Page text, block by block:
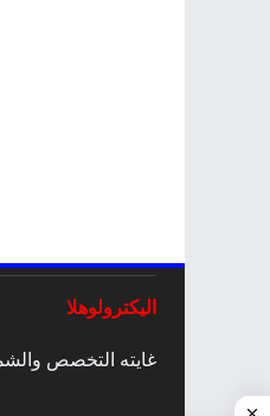
اليكترولوهلا
غايته التخصص